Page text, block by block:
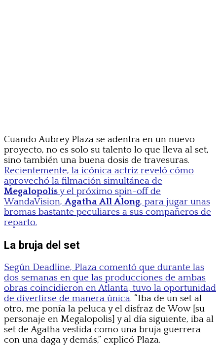
Cuando Aubrey Plaza se adentra en un nuevo
proyecto, no es solo su talento lo que lleva al set,
sino también una buena dosis de travesuras.
Recientemente, la icónica actriz reveló cómo
aprovechó la filmación simultánea de
Megalopolisy el próximo spin-off de
WandaVision, Agatha All Along, para jugar unas
bromas bastante peculiares a sus compañeros de
reparto.
La bruja del set
Según Deadline, Plaza comentó que durante las
dos semanas en que las producciones de ambas
obras coincidieron en Atlanta, tuvo la oportunidad
de divertirse de manera única. “Iba de un set al
otro, me ponía la peluca y el disfraz de Wow [su
personaje en Megalopolis] y al día siguiente, iba al
set de Agatha vestida como una bruja guerrera
con una daga y demás,” explicó Plaza.